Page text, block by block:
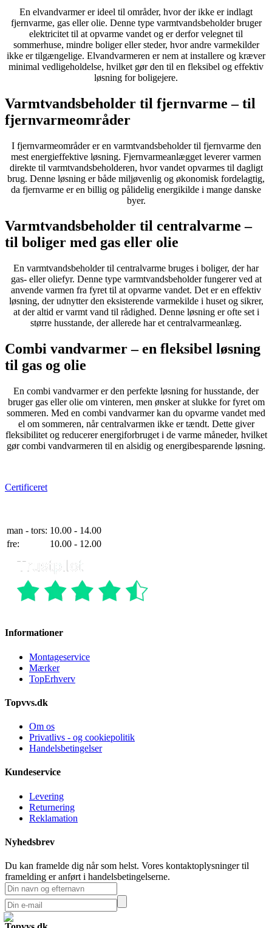
En elvandvarmer er ideel til områder, hvor der ikke er indlagt
fjernvarme, gas eller olie. Denne type varmtvandsbeholder bruger
elektricitet til at opvarme vandet og er derfor velegnet til
sommerhuse, mindre boliger eller steder, hvor andre varmekilder
ikke er tilgængelige. Elvandvarmeren er nem at installere og kræver
minimal vedligeholdelse, hvilket gør den til en fleksibel og effektiv
løsning for boligejere.
Varmtvandsbeholder til fjernvarme – til
fjernvarmeområder
I fjernvarmeområder er en varmtvandsbeholder til fjernvarme den
mest energieffektive løsning. Fjernvarmeanlægget leverer varmen
direkte til varmtvandsbeholderen, hvor vandet opvarmes til dagligt
brug. Denne løsning er både miljøvenlig og økonomisk fordelagtig,
da fjernvarme er en billig og pålidelig energikilde i mange danske
byer.
Varmtvandsbeholder til centralvarme –
til boliger med gas eller olie
En varmtvandsbeholder til centralvarme bruges i boliger, der har
gas- eller oliefyr. Denne type varmtvandsbeholder fungerer ved at
anvende varmen fra fyret til at opvarme vandet. Det er en effektiv
løsning, der udnytter den eksisterende varmekilde i huset og sikrer,
at der altid er varmt vand til rådighed. Denne løsning er ofte set i
større husstande, der allerede har et centralvarmeanlæg.
Combi vandvarmer – en fleksibel løsning
til gas og olie
En combi vandvarmer er den perfekte løsning for husstande, der
bruger gas eller olie om vinteren, men ønsker at slukke for fyret om
sommeren. Med en combi vandvarmer kan du opvarme vandet med
el om sommeren, når centralvarmen ikke er tændt. Dette giver
fleksibilitet og reducerer energiforbruget i de varme måneder, hvilket
gør combi vandvarmeren til en alsidig og energibesparende løsning.
Certificeret
man - tors: 10.00 - 14.00
fre:
10.00 - 12.00
Informationer
Montageservice
Mærker
TopErhverv
Topvvs.dk
Om os
Privatlivs - og cookiepolitik
Handelsbetingelser
Kundeservice
Levering
Returnering
Reklamation
Nyhedsbrev
Du kan framelde dig når som helst. Vores kontaktoplysninger til
framelding er anført i handelsbetingelserne.